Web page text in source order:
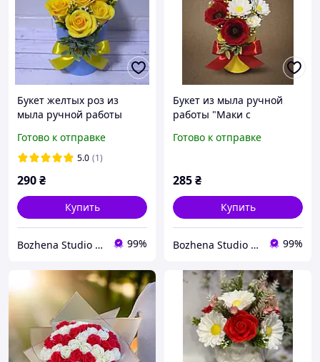
Букет желтых роз из
мыла ручной работы
Готово к отправке
5.0 (1)
290₴
Купить
Bozhena Studio - «Майстерня затишку: мило, свічки, гіпс та авторські форми» 99%
Букет из мыла ручной
работы "Маки с
Готово к отправке
285₴
Купить
Bozhena Studio - «Майстерня затишку: мило, свічки, гіпс та авторські форми» 99%